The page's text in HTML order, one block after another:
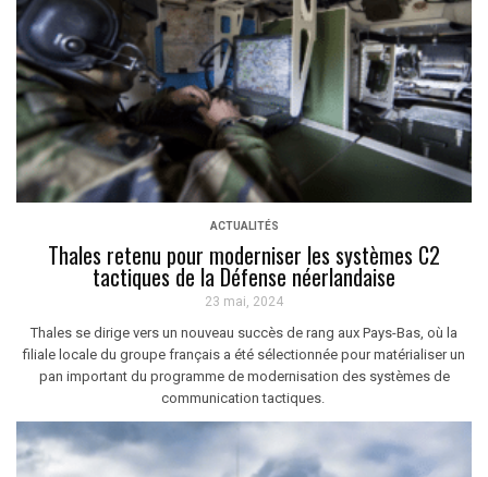
ACTUALITÉS
Thales retenu pour moderniser les systèmes C2
tactiques de la Défense néerlandaise
23 mai, 2024
Thales se dirige vers un nouveau succès de rang aux Pays-Bas, où la
filiale locale du groupe français a été sélectionnée pour matérialiser un
pan important du programme de modernisation des systèmes de
communication tactiques.